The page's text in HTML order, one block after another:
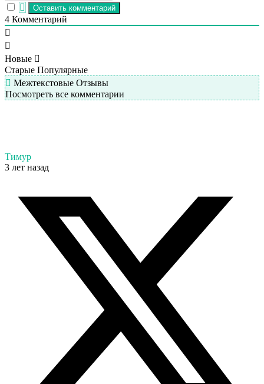
4 Комментарий
Новые
Старые Популярные
Межтекстовые Отзывы
Посмотреть все комментарии
Тимур
3 лет назад